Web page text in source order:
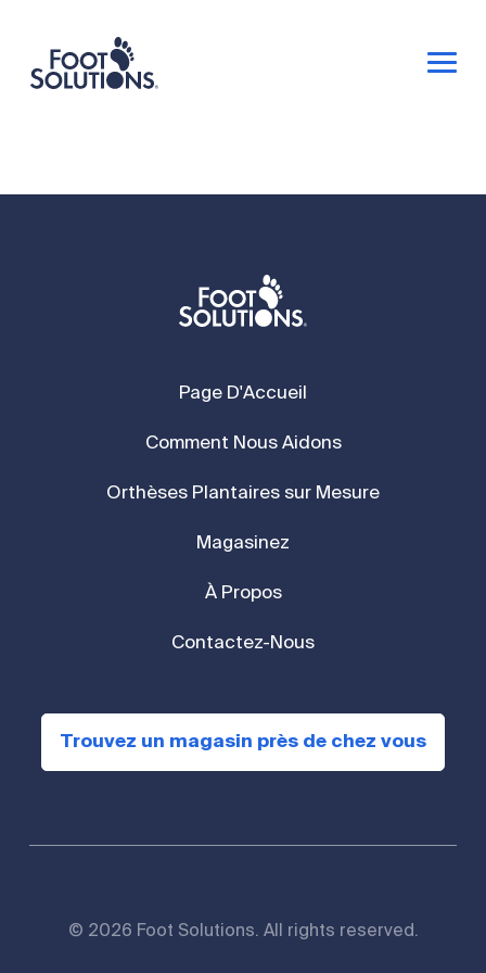
Page D'Accueil
Comment Nous Aidons
Orthèses Plantaires sur Mesure
Magasinez
À Propos
Contactez-Nous
Trouvez un magasin près de chez vous
© 2026 Foot Solutions. All rights reserved.